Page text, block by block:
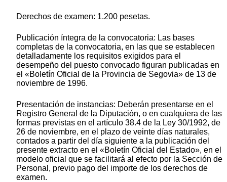
Derechos de examen: 1.200 pesetas.
Publicación íntegra de la convocatoria: Las bases
completas de la convocatoria, en las que se establecen
detalladamente los requisitos exigidos para el
desempeño del puesto convocado figuran publicadas en
el «Boletín Oficial de la Provincia de Segovia» de 13 de
noviembre de 1996.
Presentación de instancias: Deberán presentarse en el
Registro General de la Diputación, o en cualquiera de las
formas previstas en el artículo 38.4 de la Ley 30/1992, de
26 de noviembre, en el plazo de veinte días naturales,
contados a partir del día siguiente a la publicación del
presente extracto en el «Boletín Oficial del Estado», en el
modelo oficial que se facilitará al efecto por la Sección de
Personal, previo pago del importe de los derechos de
examen.